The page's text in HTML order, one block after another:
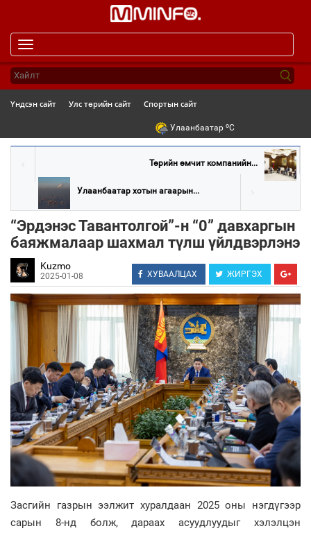
navigation
Үндсэн сайт Улс төрийн сайт Спортын сайт
Улаанбаатар oC
Төрийн өмчит компанийн...
Улаанбаатар хотын агаарын...
“Эрдэнэс Тавантолгой”-н “0” давхаргын
баяжмалаар шахмал түлш үйлдвэрлэнэ
Kuzmo
2025-01-08 ХУВААЛЦАХ ЖИРГЭХ
Засгийн газрын ээлжит хуралдаан 2025 оны нэгдүгээр
сарын 8-нд болж, дараах асуудлуудыг хэлэлцэн